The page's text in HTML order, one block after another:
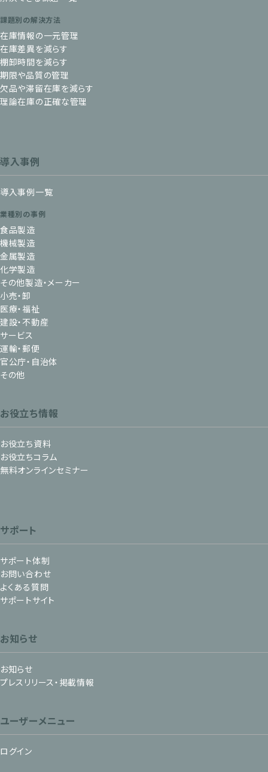
課題別の解決方法
在庫情報の一元管理
在庫差異を減らす
棚卸時間を減らす
期限や品質の管理
欠品や滞留在庫を減らす
理論在庫の正確な管理
導入事例
導入事例一覧
業種別の事例
食品製造
機械製造
金属製造
化学製造
その他製造・メーカー
小売・卸
医療・福祉
建設・不動産
サービス
運輸・郵便
官公庁・自治体
その他
お役立ち情報
お役立ち資料
お役立ちコラム
無料オンラインセミナー
サポート
サポート体制
お問い合わせ
よくある質問
サポートサイト
お知らせ
お知らせ
プレスリリース・掲載情報
ユーザーメニュー
ログイン